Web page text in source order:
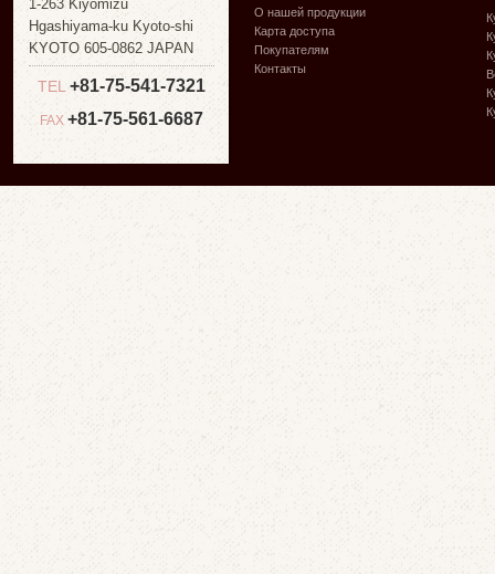
1-263 Kiyomizu
Hgashiyama-ku Kyoto-shi
KYOTO 605-0862 JAPAN
TEL +81-75-541-7321
FAX +81-75-561-6687
О нашей продукции
Карта доступа
Покупателям
Контакты